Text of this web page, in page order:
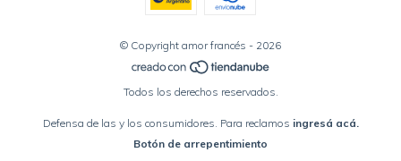
© Copyright amor francés - 2026
Todos los derechos reservados.
Defensa de las y los consumidores. Para reclamos ingresá acá.
Botón de arrepentimiento